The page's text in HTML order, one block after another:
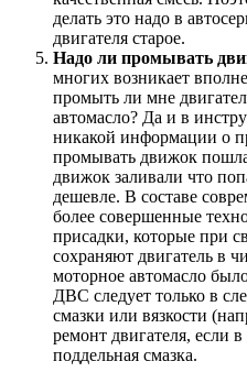
делать это надо в
двигателя старое.
Надо ли промывать
многих возникает
промыть ли мне
автомасло? Да и в
никакой информации о
промывать движок пошла
движок заливали что
дешевле. В составе
более совершенные
присадки, которые при
сохраняют двигатель в
моторное автомасло
ДВС следует только в
смазки или вязкости
ремонт двигателя, если
поддельная смазка.